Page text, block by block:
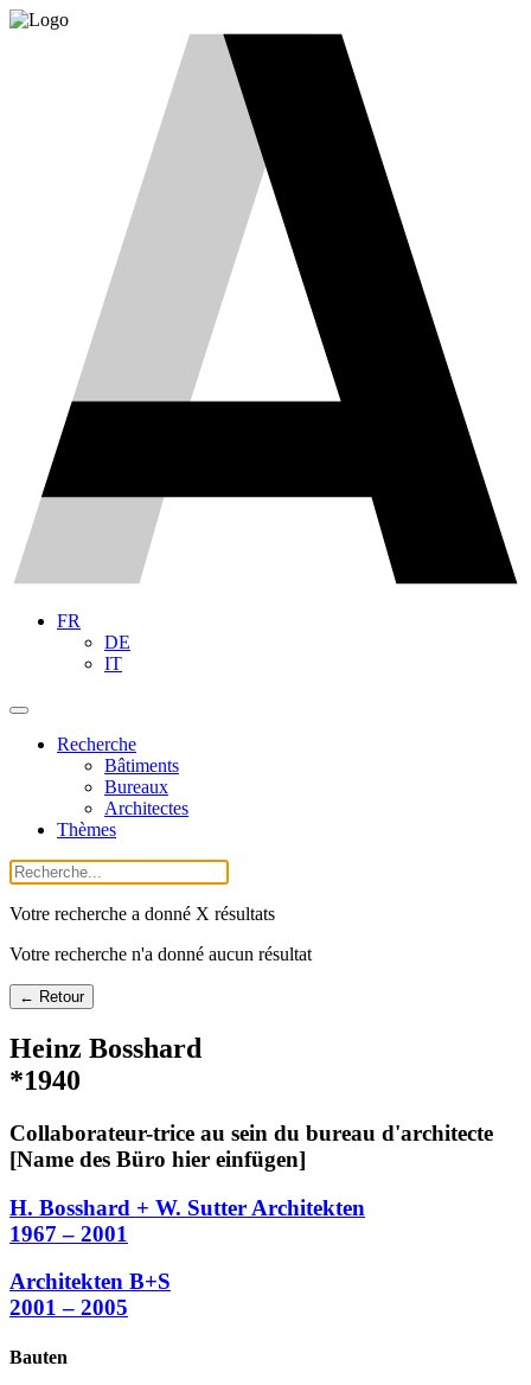
FR
DE
IT
Recherche
Bâtiments
Bureaux
Architectes
Thèmes
Votre recherche a donné X résultats
Votre recherche n'a donné aucun résultat
← Retour
Heinz Bosshard
*1940
Collaborateur-trice au sein du bureau d'architecte
[Name des Büro hier einfügen]
H. Bosshard + W. Sutter Architekten
1967 – 2001
Architekten B+S
2001 – 2005
Bauten